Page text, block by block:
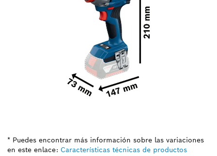
* Puedes encontrar más información sobre las variaciones
en este enlace: Características técnicas de productos